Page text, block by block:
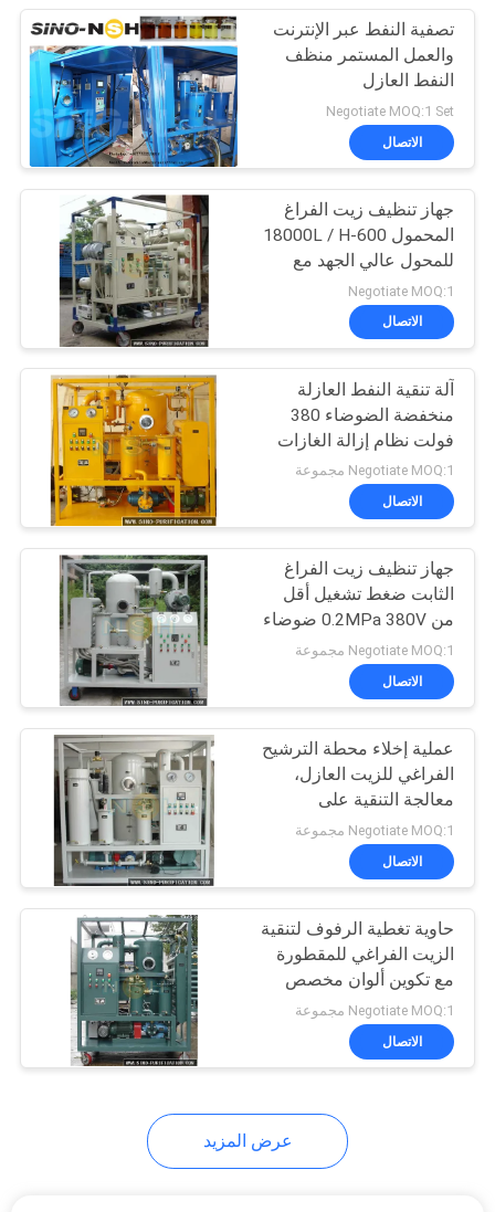
تنقية زيت التشحيم
146
تنقية زيت التوربينات
190
آلة تنقية الزيت
الهيدروليكي
11
تنقية النفط المحمولة
32
آلة تجديد زيت
46
تصفية النفط عبر الإنترنت
والعمل المستمر منظف
النفط العازل
Negotiate MOQ:1 Set
الاتصال
جهاز تنظيف زيت الفراغ
المحمول 600-18000L / H
للمحول عالي الجهد مع
تجديد مرحلة مزدوجة
Negotiate MOQ:1
الاتصال
آلة تنقية النفط العازلة
منخفضة الضوضاء 380
فولت نظام إزالة الغازات
من الجفاف في الفراغ
ثلاثي المراحل
Negotiate MOQ:1 مجموعة
الاتصال
جهاز تنظيف زيت الفراغ
الثابت ضغط تشغيل أقل
من 0.2MPa 380V ضوضاء
منخفضة ثلاثية المراحل
Negotiate MOQ:1 مجموعة
الاتصال
عملية إخلاء محطة الترشيح
الفراغي للزيت العازل،
معالجة التنقية على
مرحلتين
Negotiate MOQ:1 مجموعة
الاتصال
حاوية تغطية الرفوف لتنقية
الزيت الفراغي للمقطورة
مع تكوين ألوان مخصص
Negotiate MOQ:1 مجموعة
الاتصال
عرض المزيد